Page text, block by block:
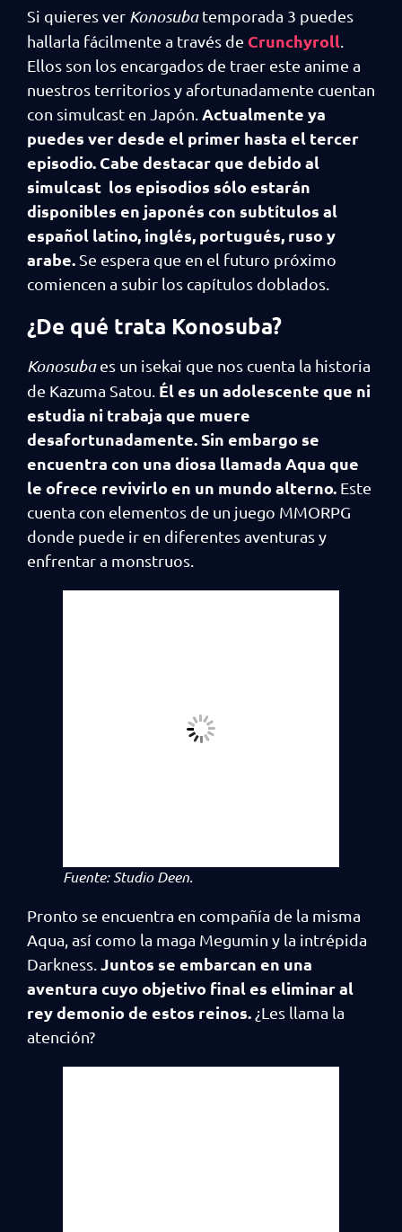
Si quieres ver Konosubatemporada 3 puedes
hallarla fácilmente a través de Crunchyroll
Ellos son los encargados de traer este anime a
nuestros territorios y afortunadamente cuentan
con simulcast en Japón. Actualmente ya
puedes ver desde el primer hasta el tercer
episodio. Cabe destacar que debido al
simulcast los episodios sólo estarán
disponibles en japonés con subtítulos al
español latino, inglés, portugués, ruso y
arabe. Se espera que en el futuro próximo
comiencen a subir los capítulos doblados.
¿De qué trata Konosuba?
Konosubaes un isekai que nos cuenta la historia
de Kazuma Satou. Él es un adolescente que ni
estudia ni trabaja que muere
desafortunadamente. Sin embargo se
encuentra con una diosa llamada Aqua que
le ofrece revivirlo en un mundo alterno. Este
cuenta con elementos de un juego MMORPG
donde puede ir en diferentes aventuras y
enfrentar a monstruos.
Fuente: Studio Deen.
Pronto se encuentra en compañía de la misma
Aqua, así como la maga Megumin y la intrépida
Darkness. Juntos se embarcan en una
aventura cuyo objetivo final es eliminar al
rey demonio de estos reinos. ¿Les llama la
atención?